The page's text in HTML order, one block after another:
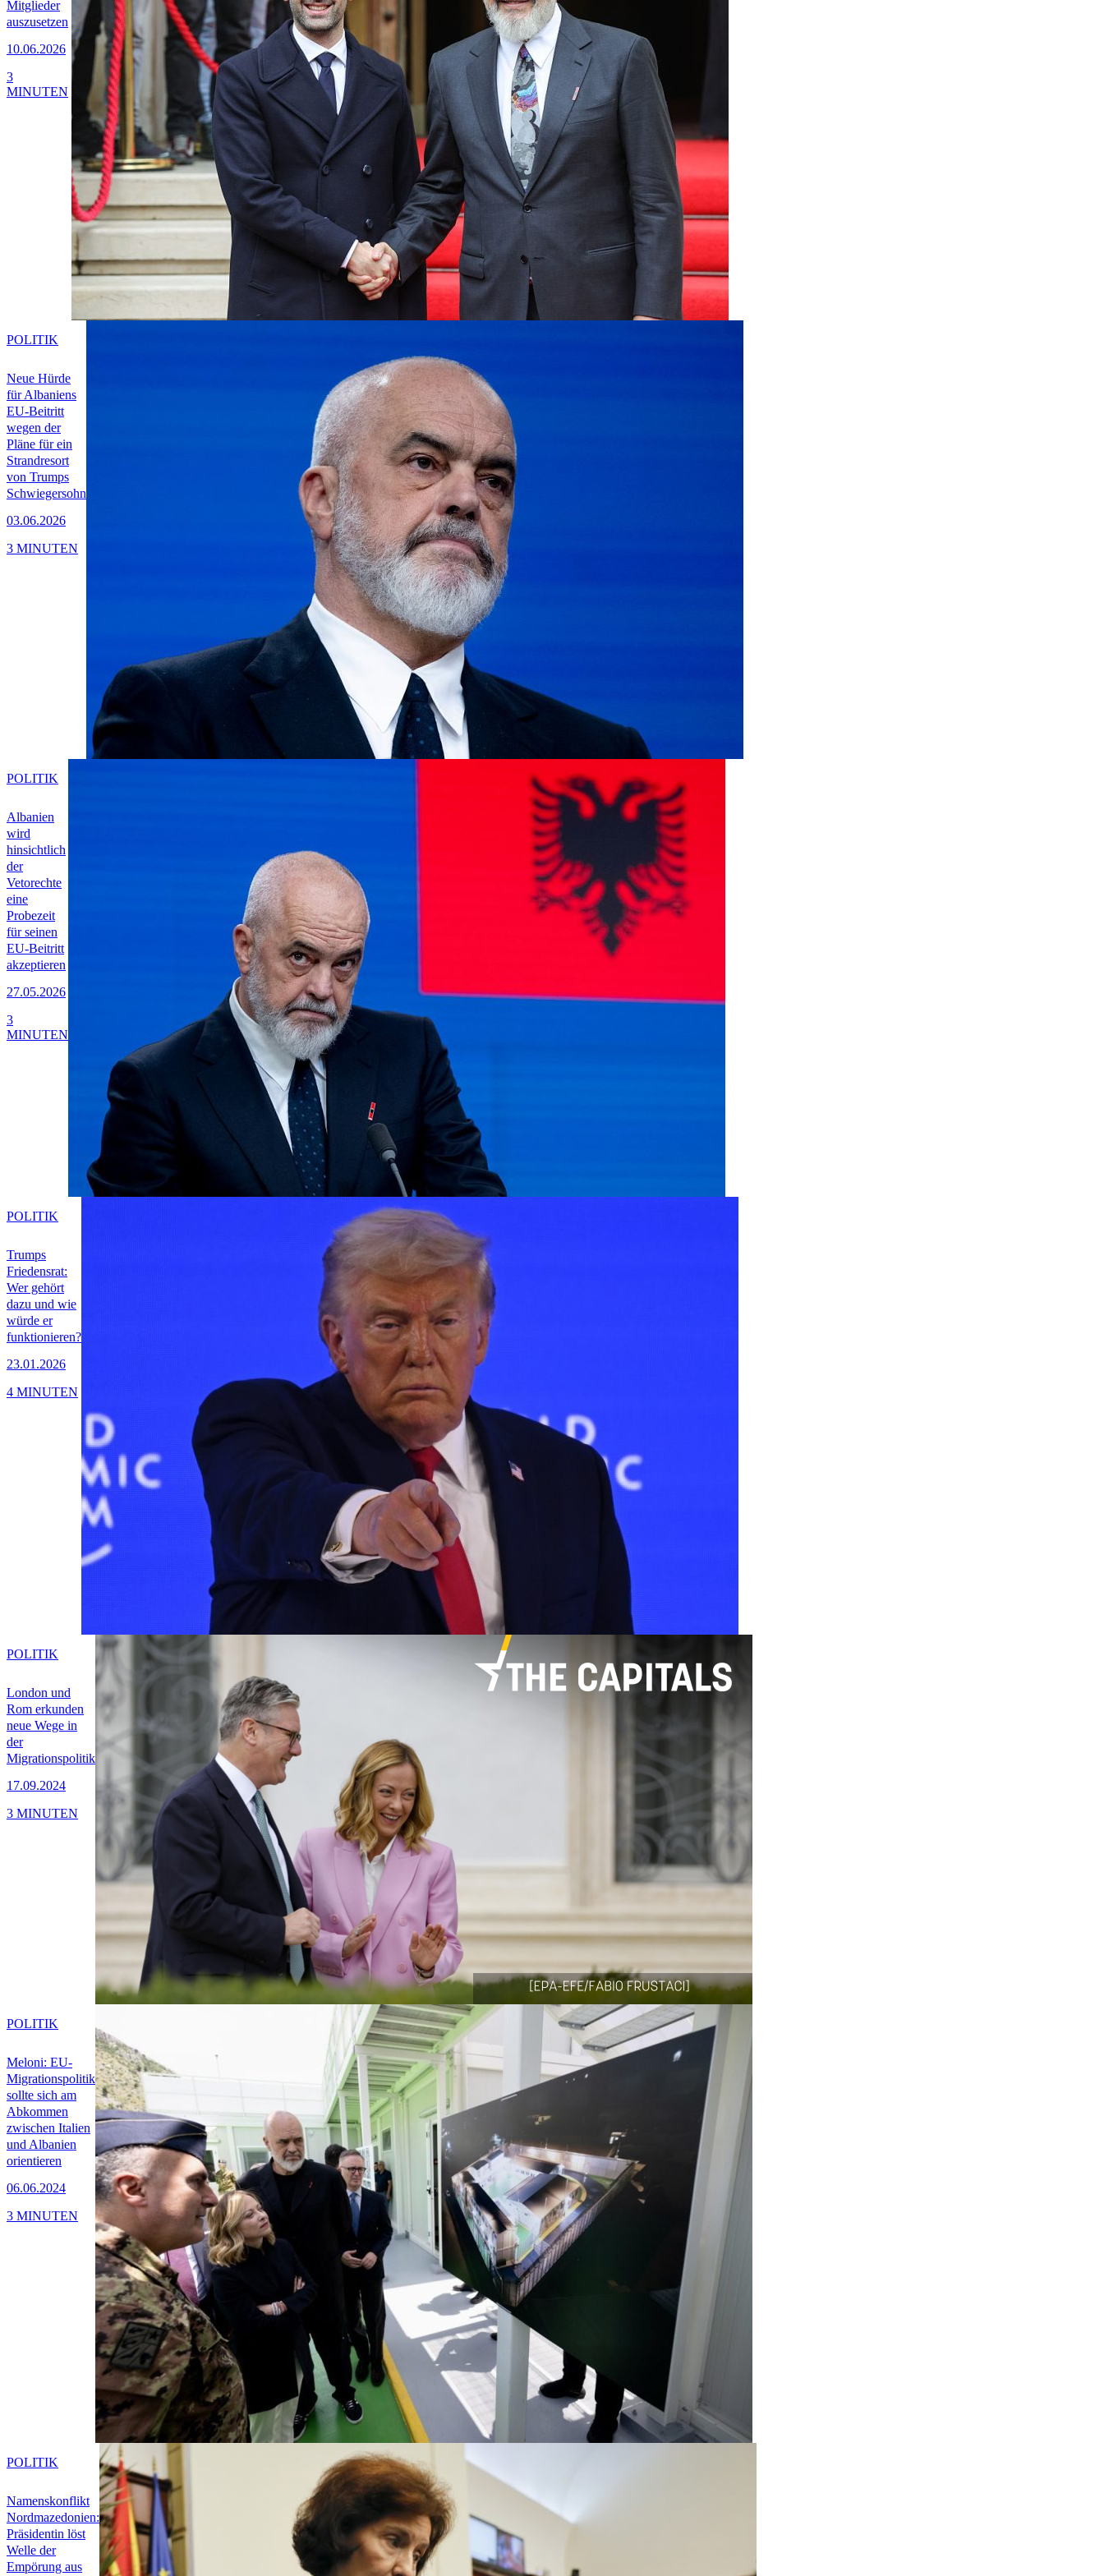
Mitglieder
auszusetzen
10.06.2026
3
MINUTEN
Neue Hürde
für Albaniens
EU-Beitritt
wegen der
Pläne für ein
Strandresort
von Trumps
Schwiegersohn
03.06.2026
POLITIK
3 MINUTEN
Albanien
wird
hinsichtlich
der
Vetorechte
eine
Probezeit
für seinen
EU-Beitritt
akzeptieren
27.05.2026
POLITIK
3
MINUTEN
Trumps
Friedensrat:
Wer gehört
dazu und wie
würde er
funktionieren?
23.01.2026
POLITIK
4 MINUTEN
London und
Rom erkunden
neue Wege in
der
Migrationspolitik
17.09.2024
POLITIK
3 MINUTEN
Meloni: EU-
Migrationspolitik
sollte sich am
Abkommen
zwischen Italien
und Albanien
orientieren
06.06.2024
POLITIK
3 MINUTEN
Namenskonflikt
Nordmazedonien:
Präsidentin löst
Welle der
Empörung aus
POLITIK